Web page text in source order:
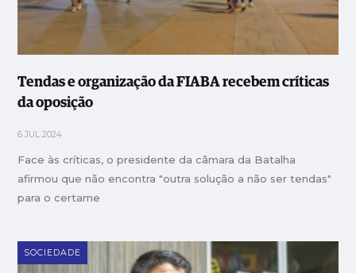
Tendas e organização da FIABA recebem críticas
da oposição
6 JUL 2024
Face às críticas, o presidente da câmara da Batalha
afirmou que não encontra "outra solução a não ser tendas"
para o certame
SOCIEDADE